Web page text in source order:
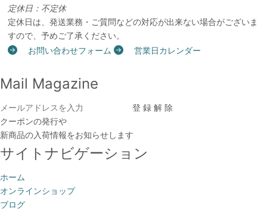
定休日：不定休
定休日は、発送業務・ご質問などの対応が出来ない場合がございま
すので、予めご了承ください。
お問い合わせフォーム
営業日カレンダー
Mail Magazine
クーポンの発行や
新商品の入荷情報をお知らせします
サイトナビゲーション
ホーム
オンラインショップ
ブログ